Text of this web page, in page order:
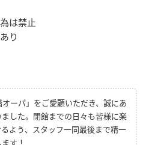
は禁止
り
ーパ」をご愛顧いただき、誠にあ
した。閉館までの日々も皆様に楽
よう、スタッフ一同最後まで精一
す！